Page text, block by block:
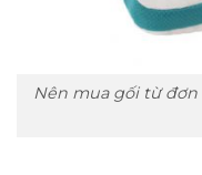
Nên mua gối từ